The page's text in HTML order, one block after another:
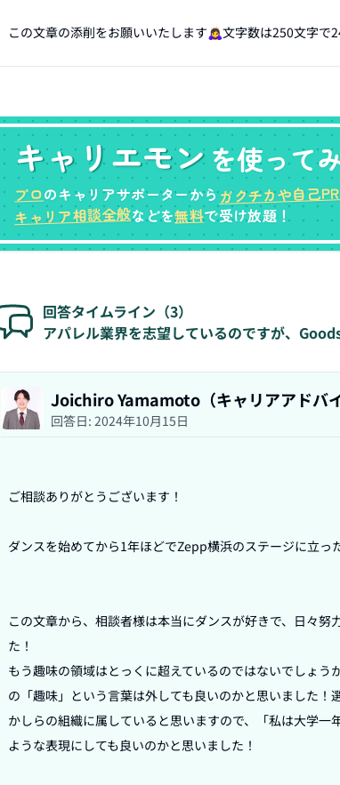
この文章の添削をお願いいたします🙇‍♀️文字数は250文字で
キャリエモン を使って
プロのキャリアサポーターからガクチカや自己
キャリア相談全般などを無料で受け放題！
回答タイムライン（3）
アパレル業界を志望しているのですが、
Joichiro Yamamoto（キャリアアドバイ
回答日: 2024年10月15日
ご相談ありがとうございます！
ダンスを始めてから1年ほどでZepp横浜のステージに立っ
この文章から、相談者様は本当にダンスが好きで、日々
た！
もう趣味の領域はとっくに超えているのではないでしょう
の「趣味」という言葉は外しても良いのかと思いました
かしらの組織に属していると思いますので、「私は大学
ような表現にしても良いのかと思いました！